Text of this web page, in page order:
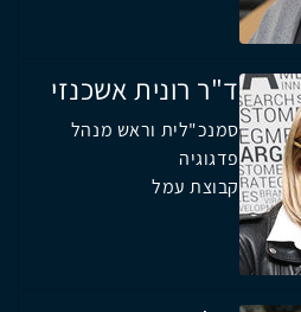
ד"ר רונית אשכנזי
סמנכ"לית וראש מנהל
פדגוגיה
קבוצת עמל